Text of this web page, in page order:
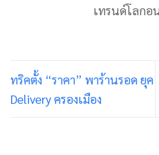
เทรนด์โลกอ
ทริคตั้ง “ราคา” พาร้านรอด ยุค
Delivery ครองเมือง